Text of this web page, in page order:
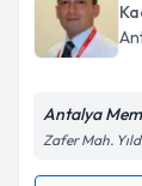
Antalya
Zafer Mah.